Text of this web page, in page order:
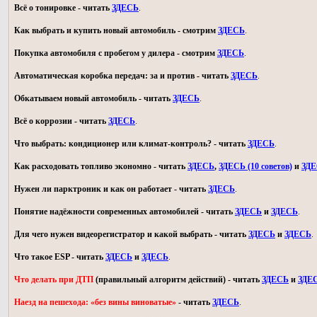
Всё о тонировке - читать ЗДЕСЬ.
Как выбрать и купить новый автомобиль - смотрим ЗДЕСЬ.
Покупка автомобиля с пробегом у дилера - смотрим ЗДЕСЬ.
Автоматическая коробка передач: за и против - читать ЗДЕСЬ.
Обкатываем новый автомобиль - читать ЗДЕСЬ.
Всё о коррозии - читать ЗДЕСЬ.
Что выбрать: кондиционер или климат-контроль? - читать ЗДЕСЬ.
Как расходовать топливо экономно - читать ЗДЕСЬ, ЗДЕСЬ (10 советов) и
Нужен ли парктроник и как он работает - читать ЗДЕСЬ.
Понятие надёжности современных автомобилей - читать ЗДЕСЬ и ЗДЕСЬ.
Для чего нужен видеорегистратор и какой выбрать - читать ЗДЕСЬ и ЗДЕСЬ.
Что такое ESP - читать ЗДЕСЬ и ЗДЕСЬ.
Что делать при ДТП (правильный алгоритм действий) - читать ЗДЕСЬ и
Наезд на пешехода: «без вины виноватые» - читать ЗДЕСЬ.